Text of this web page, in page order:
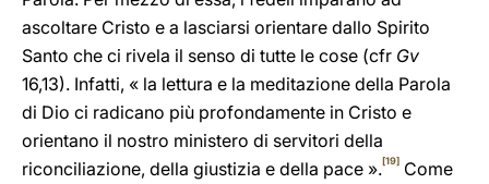
ascoltare Cristo e a lasciarsi orientare dallo Spirito
Santo che ci rivela il senso di tutte le cose (cfr Gv
16,13). Infatti, « la lettura e la meditazione della Parola
di Dio ci radicano più profondamente in Cristo e
orientano il nostro ministero di servitori della
riconciliazione, della giustizia e della pace ».[19] Come